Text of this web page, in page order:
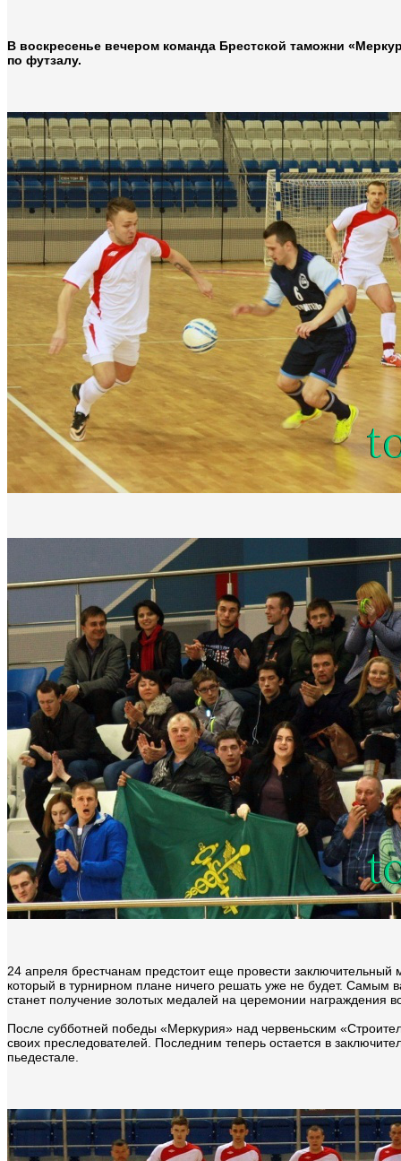
В воскресенье вечером команда Брестской таможни
по футзалу.
24 апреля брестчанам предстоит еще провести
который в турнирном плане ничего решать уже не будет. Самым
станет получение золотых медалей на церемонии награждения
После субботней победы «Меркурия» над червеньским
своих преследователей. Последним теперь остается в
пьедестале.